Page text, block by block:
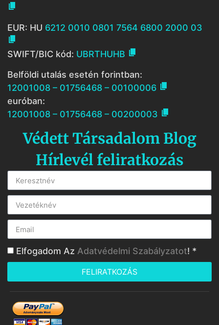

EUR: HU 6212 0010 0801 7564 6800 2000 03

SWIFT/BIC kód: UBRTHUHB 
Belföldi utalás esetén forintban:
12001008 – 01756468 – 00100006 
euróban:
12001008 – 01756468 – 00200003 
Védett Társadalom Blog
Hírlevél feliratkozás
Elfogadom Az Adatvédelmi Szabályzatot! *
FELIRATKOZÁS